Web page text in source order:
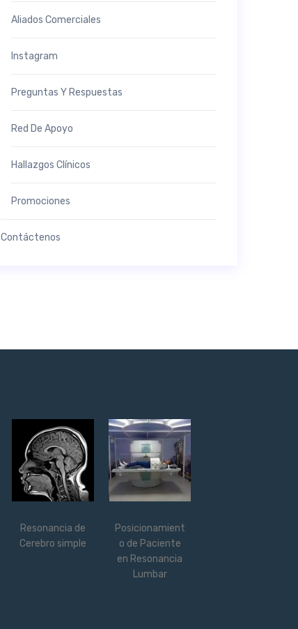
Aliados Comerciales
Instagram
Preguntas Y Respuestas
Red De Apoyo
Hallazgos Clínicos
Promociones
Contáctenos
Resonancia de
Cerebro simple
Posicionamient
o de Paciente
en Resonancia
Lumbar